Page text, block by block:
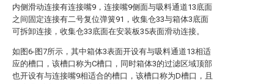
内侧滑动连接有连接嘴9，连接嘴9侧面与吸料通道13底面
之间固定连接有二号复位弹簧91，收集仓33与箱体3底面
可拆卸连接，收集仓33底面在安装板35表面滑动连接。
如图6-图7所示，其中箱体3表面开设有与吸料通道13相适
应的槽口，该槽口称为C槽口，同时箱体3的过滤区域顶部
也开设有与连接嘴9相适合的槽口，该槽口称为D槽口，且